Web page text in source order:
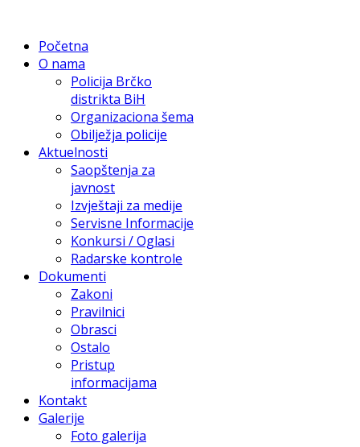
Početna
O nama
Policija Brčko
distrikta BiH
Organizaciona šema
Obilježja policije
Aktuelnosti
Saopštenja za
javnost
Izvještaji za medije
Servisne Informacije
Konkursi / Oglasi
Radarske kontrole
Dokumenti
Zakoni
Pravilnici
Obrasci
Ostalo
Pristup
informacijama
Kontakt
Galerije
Foto galerija